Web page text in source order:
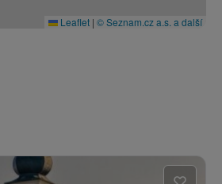
Leaflet | © Seznam.cz a.s. a další